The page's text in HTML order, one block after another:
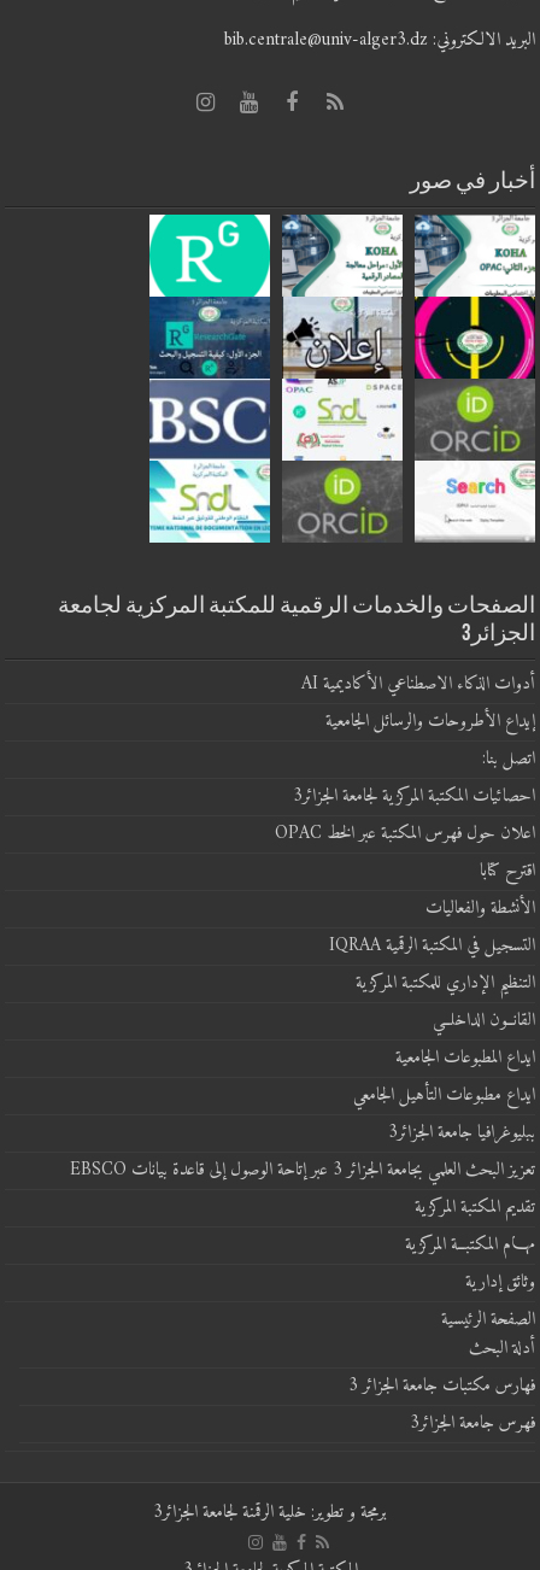
البريد الالكتروني: bib.centrale@univ-alger3.dz
أخبار في صور
الصفحات والخدمات الرقمية للمكتبة المركزية لجامعة
الجزائر3
أدوات الذكاء الاصطناعي الأكاديمية AI
إيداع الأطروحات والرسائل الجامعية
اتصل بنا:
احصائيات المكتبة المركزية لجامعة الجزائر3
اعلان حول فهرس المكتبة عبر الخط OPAC
اقترح كتابا
الأنشطة والفعاليات
التسجيل في المكتبة الرقمية IQRAA
التنظيم الإداري للمكتبة المركزية
القانــون الداخلــي
ايداع المطبوعات الجامعية
ايداع مطبوعات التأهيل الجامعي
ببليوغرافيا جامعة الجزائر3
تعزيز البحث العلمي بجامعة الجزائر 3 عبر إتاحة الوصول إلى قاعدة بيانات EBSCO
تقديم المكتبة المركزية
مهـــام المكتبــة المركزية
وثائق إدارية
الصفحة الرئيسية
أدلة البحث
فهارس مكتبات جامعة الجزائر 3
فهرس جامعة الجزائر3
برمجة و تطوير: خلية الرقمنة لجامعة الجزائر3